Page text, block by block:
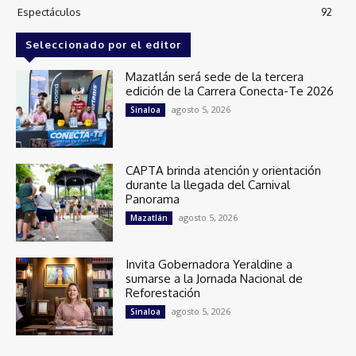
Espectáculos
92
Seleccionado por el editor
Mazatlán será sede de la tercera
edición de la Carrera Conecta-Te 2026
Sinaloa agosto 5, 2026
CAPTA brinda atención y orientación
durante la llegada del Carnival
Panorama
Mazatlán agosto 5, 2026
Invita Gobernadora Yeraldine a
sumarse a la Jornada Nacional de
Reforestación
Sinaloa agosto 5, 2026